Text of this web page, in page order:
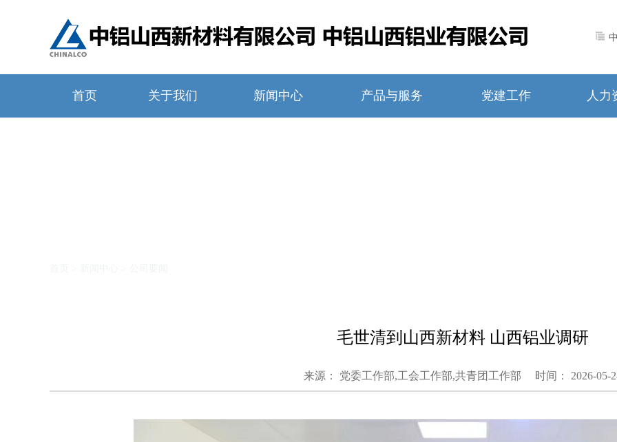
首页 关于我们 新闻中心 产品与服务 党建工作 人力
毛世清到山西新材料 山西铝业调研
来源： 党委工作部,工会工作部,共青团工作部 时间： 2026-05-